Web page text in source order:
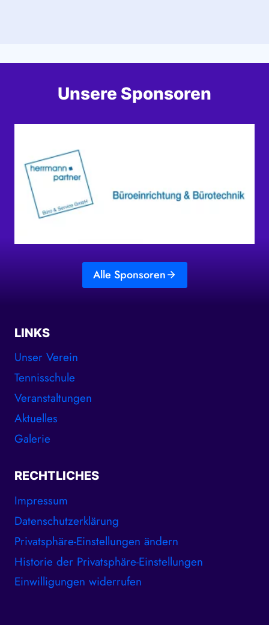
Unsere Sponsoren
Alle Sponsoren
LINKS
Unser Verein
Tennisschule
Veranstaltungen
Aktuelles
Galerie
RECHTLICHES
Impressum
Datenschutzerklärung
Privatsphäre-Einstellungen ändern
Historie der Privatsphäre-Einstellungen
Einwilligungen widerrufen